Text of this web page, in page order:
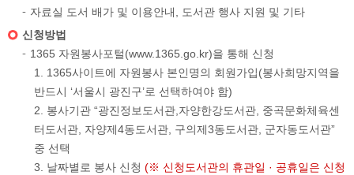
자료실 도서 배가 및 이용안내, 도서관 행사 지원 및 기타
신청방법
1365 자원봉사포털(www.1365.go.kr)을 통해 신청
1365사이트에 자원봉사 본인명의 회원가입(봉사희망지역을
반드시 ‘서울시 광진구’로 선택하여야 함)
봉사기관 “광진정보도서관,자양한강도서관, 중곡문화체육센
터도서관, 자양제4동도서관, 구의제3동도서관, 군자동도서관”
중 선택
날짜별로 봉사 신청 (※ 신청도서관의 휴관일 · 공휴일은 신청